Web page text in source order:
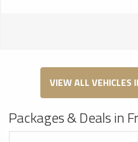
VIEW ALL VEHICLES
Packages & Deals in